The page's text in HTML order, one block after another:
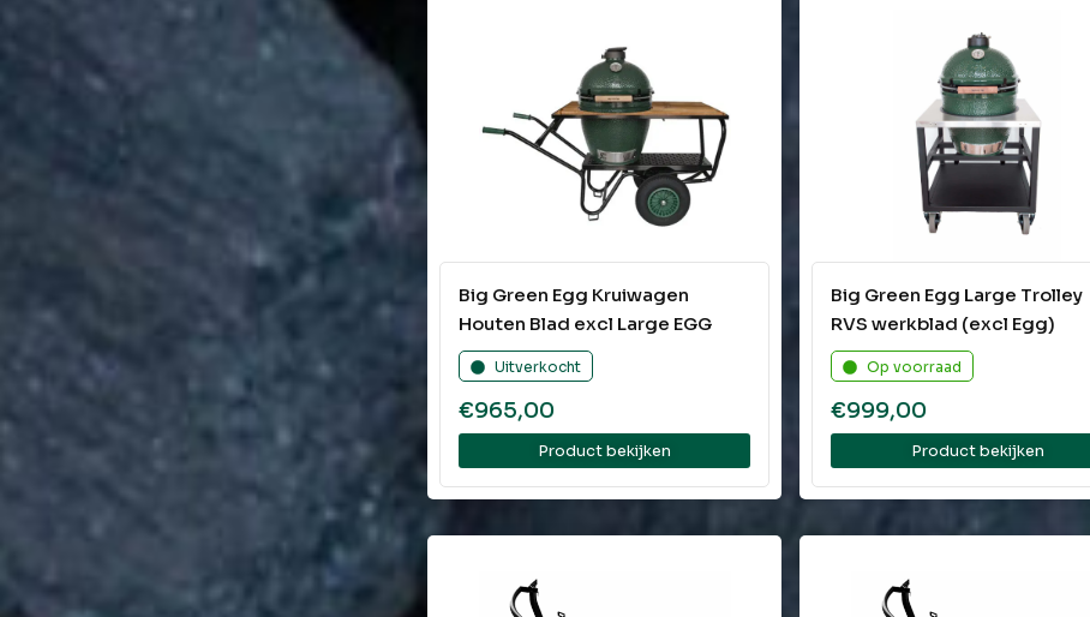
Big Green Egg Kruiwagen
Houten Blad excl Large EGG
Uitverkocht
€965,00
Product bekijken
Big Green Egg Large Trolley
RVS werkblad (excl Egg)
Op voorraad
€999,00
Product bekijken